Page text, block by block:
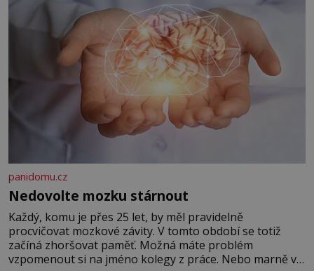
panidomu.cz
Nedovolte mozku stárnout
Každý, komu je přes 25 let, by měl pravidelně
procvičovat mozkové závity. V tomto období se totiž
začíná zhoršovat paměť. Možná máte problém
vzpomenout si na jméno kolegy z práce. Nebo marně v